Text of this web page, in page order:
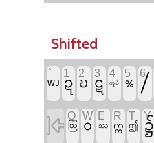
Shifted
`
⁠WJ
1ဍ 2
ဎ 3
ဋ 4
ကျပ်
5
%
6
/
 Q
ဩ
W
ဝ E
ဿ
R
ဣ
T
ဤ
Y
၌